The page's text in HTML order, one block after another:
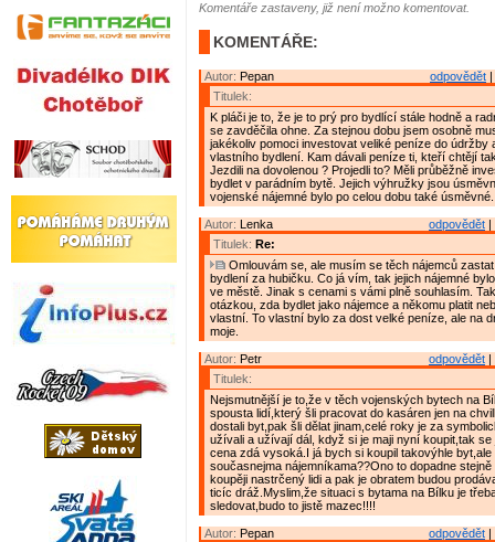
Komentáře zastaveny, již není možno komentovat.
KOMENTÁŘE:
odpovědět
Autor: Pepan
Titulek:
K pláči je to, že je to prý pro bydlící stále hodně a
se zavděčila ohne. Za stejnou dobu jsem osobně
jakékoliv pomoci investovat veliké peníze do údržby
vlastního bydlení. Kam dávali peníze ti, kteří chtějí
Jezdili na dovolenou ? Projedli to? Měli průběžně
bydlet v parádním bytě. Jejich výhružky jsou
vojenské nájemné bylo po celou dobu také úsměvné.
odpovědět |
Autor: Lenka
Titulek: Re:
Omlouvám se, ale musím se těch nájemců
bydlení za hubičku. Co já vím, tak jejich nájemné
ve městě. Jinak s cenami s vámi plně souhlasím.
otázkou, zda bydlet jako nájemce a někomu platit
vlastní. To vlastní bylo za dost velké peníze, ale na
moje.
odpovědět |
Autor: Petr
Titulek:
Nejsmutnější je to,že v těch vojenských bytech na
spousta lidí,který šli pracovat do kasáren jen na
dostali byt,pak šli dělat jinam,celé roky je za
užívali a užívají dál, když si je maji nyní koupit,tak se
cena zdá vysoká.I já bych si koupil takovýhle byt,ale
současnejma nájemníkama??Ono to dopadne
koupěji nastrčený lidi a pak je obratem budou
ticíc dráž.Myslim,že situaci s bytama na Bílku je
sledovat,budo to jistě mazec!!!!
odpovědět |
Autor: Pepan